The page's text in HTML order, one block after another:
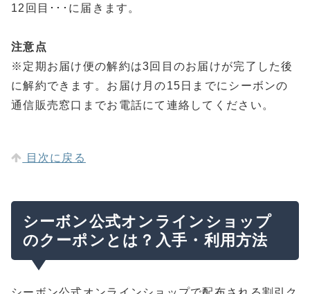
12回目･･･に届きます。
注意点
※定期お届け便の解約は3回目のお届けが完了した後
に解約できます。お届け月の15日までにシーボンの
通信販売窓口までお電話にて連絡してください。
目次に戻る
シーボン公式オンラインショップ
のクーポンとは？入手・利用方法